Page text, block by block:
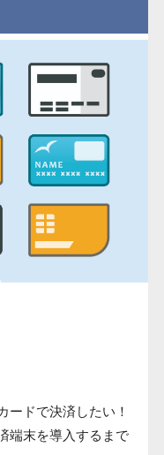
ードで決済したい！
端末を導入するまで